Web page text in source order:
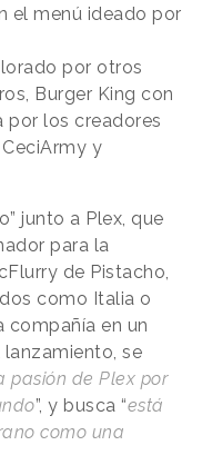
el menú ideado por
por otros
Burger King con
por los creadores
y
junto a Plex, que
para la
de Pistacho,
como Italia o
compañía en un
se
pasión de Plex por
”, y busca “está
como una